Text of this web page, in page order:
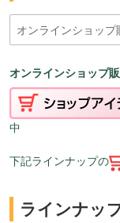
オンラインショップ
中
下記ラインナップの
ラインナッ